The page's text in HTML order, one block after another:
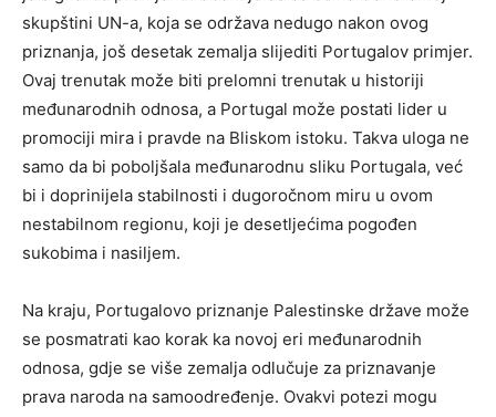
skupštini UN-a, koja se održava nedugo nakon ovog
priznanja, još desetak zemalja slijediti Portugalov primjer.
Ovaj trenutak može biti prelomni trenutak u historiji
međunarodnih odnosa, a Portugal može postati lider u
promociji mira i pravde na Bliskom istoku. Takva uloga ne
samo da bi poboljšala međunarodnu sliku Portugala, već
bi i doprinijela stabilnosti i dugoročnom miru u ovom
nestabilnom regionu, koji je desetljećima pogođen
sukobima i nasiljem.
Na kraju, Portugalovo priznanje Palestinske države može
se posmatrati kao korak ka novoj eri međunarodnih
odnosa, gdje se više zemalja odlučuje za priznavanje
prava naroda na samoodređenje. Ovakvi potezi mogu